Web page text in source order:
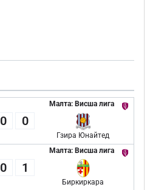
Малта: Висша лига
0 0
Гзира Юнайтед
Малта: Висша лига
0 1
Биркиркара